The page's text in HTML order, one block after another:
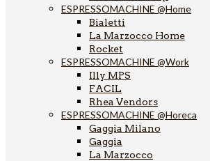
ESPRESSOMACHINE @Home
Bialetti
La Marzocco Home
Rocket
ESPRESSOMACHINE @Work
Illy MPS
FACIL
Rhea Vendors
ESPRESSOMACHINE @Horeca
Gaggia Milano
Gaggia
La Marzocco